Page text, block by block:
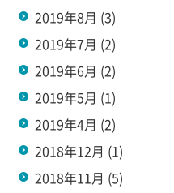
2019年8月 (3)
2019年7月 (2)
2019年6月 (2)
2019年5月 (1)
2019年4月 (2)
2018年12月 (1)
2018年11月 (5)